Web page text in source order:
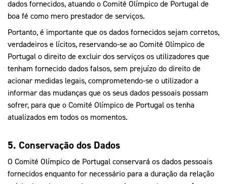
dados fornecidos, atuando o Comité Olímpico de Portugal de
boa fé como mero prestador de serviços.
Portanto, é importante que os dados fornecidos sejam corretos,
verdadeiros e lícitos, reservando-se ao Comité Olímpico de
Portugal o direito de excluir dos serviços os utilizadores que
tenham fornecido dados falsos, sem prejuízo do direito de
acionar medidas legais, comprometendo-se o utilizador a
informar das mudanças que os seus dados pessoais possam
sofrer, para que o Comité Olímpico de Portugal os tenha
atualizados em todos os momentos.
5. Conservação dos Dados
O Comité Olímpico de Portugal conservará os dados pessoais
fornecidos enquanto for necessário para a duração da relação